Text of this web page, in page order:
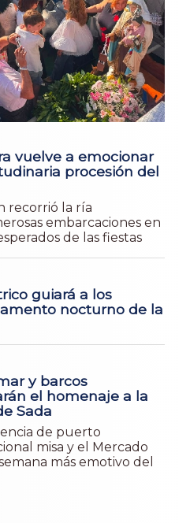
vuelve a emocionar
procesión del
recorrió la ría
embarcaciones en
de las fiestas
guiará a los
nocturno de la
y barcos
el homenaje a la
Sada
de puerto
misa y el Mercado
más emotivo del